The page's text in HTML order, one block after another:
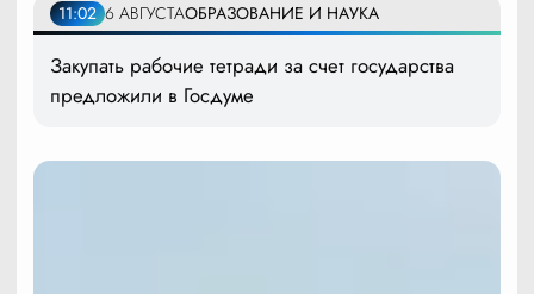
11:02 6 АВГУСТАОБРАЗОВАНИЕ И НАУКА
Закупать рабочие тетради за счет государства
предложили в Госдуме